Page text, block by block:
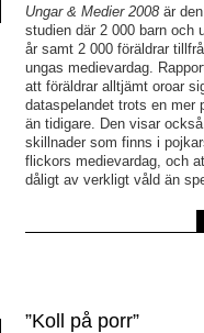
Ungar & Medier 2008 är
studien där 2 000 barn och
år samt 2 000 föräldrar
ungas medievardag.
att föräldrar alltjämt oroar
dataspelandet trots en mer
än tidigare. Den visar
skillnader som finns i
flickors medievardag, och
dåligt av verkligt våld än
”Koll på porr”